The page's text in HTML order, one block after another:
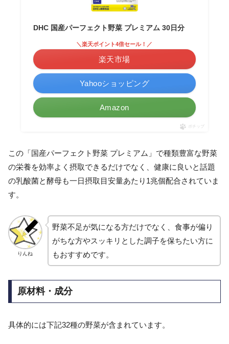
DHC 国産パーフェクト野菜 プレミアム 30日分
＼楽天ポイント4倍セール！／
楽天市場
Yahooショッピング
Amazon
ポチップ
この「国産パーフェクト野菜 プレミアム」で種類豊富な野菜
の栄養を効率よく摂取できるだけでなく、健康に良いと話題
の乳酸菌と酵母も一日摂取目安量あたり1兆個配合されていま
す。
りんね
野菜不足が気になる方だけでなく、食事が偏り
がちな方やスッキリとした調子を保ちたい方に
もおすすめです。
原材料・成分
具体的には下記32種の野菜が含まれています。